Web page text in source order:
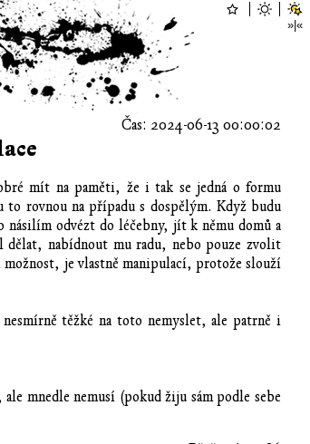
Čas: 2024-06-13 00:00:02
mít na paměti, že i tak se jedná o formu
to rovnou na případu s dospělým. Když budu
odvézt do léčebny, jít k němu domů a
dělat, nabídnout mu radu, nebo pouze zvolit
je vlastně manipulací, protože slouží
těžké na toto nemyslet, ale patrně i
mnedle nemusí (pokud žiju sám podle sebe